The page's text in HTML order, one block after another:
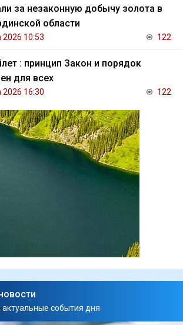
за незаконную добычу золота в
области
2026 10:53 122
: принцип Закон и порядок
для всех
2026 16:30 122
события дня